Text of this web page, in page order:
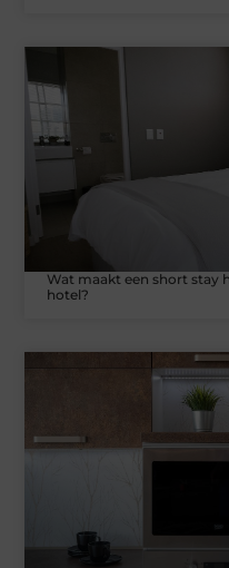
Wat maakt een short stay
hotel?